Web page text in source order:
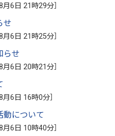
月6日 21時29分
せ
月6日 21時25分
らせ
月6日 20時21分
月6日 16時0分
動について
月6日 10時40分
印刷
ように処理され、浄化され
17時15分 ※土・日・祭日は
名程度、所要時間1時間〜）